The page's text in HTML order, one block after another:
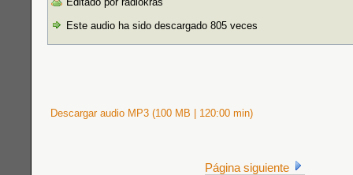
Este audio ha sido descargado 805 veces
Descargar audio MP3 (100 MB | 120:00 min)
Página siguiente